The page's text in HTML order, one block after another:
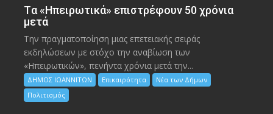
Tα «Ηπειρωτικά» επιστρέφουν 50 χρόνια
μετά
Την πραγματοποίηση μιας επετειακής σειράς
εκδηλώσεων με στόχο την αναβίωση των
«Ηπειρωτικών», πενήντα χρόνια μετά την...
ΔΗΜΟΣ ΙΩΑΝΝΙΤΩΝ Επικαιρότητα
Νέα των Δήμων
Πολιτισμός